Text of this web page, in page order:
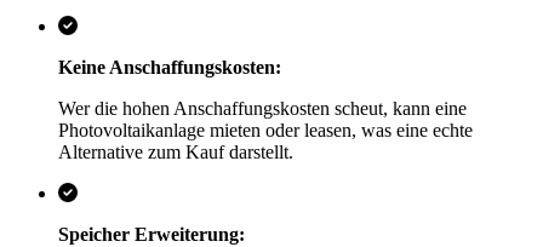
Keine Anschaffungskosten:
Wer die hohen Anschaffungskosten scheut, kann eine
Photovoltaikanlage mieten oder leasen, was eine echte
Alternative zum Kauf darstellt.
Speicher Erweiterung: